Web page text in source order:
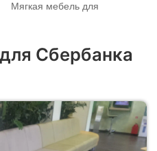
Мягкая мебель для
Сбербанка